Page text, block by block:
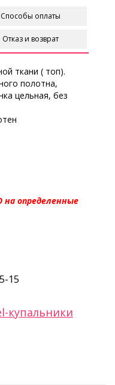
Способы оплаты
Отказ и возврат
ткани ( топ).
полотна,
цельная, без
на определенные
15
купальники